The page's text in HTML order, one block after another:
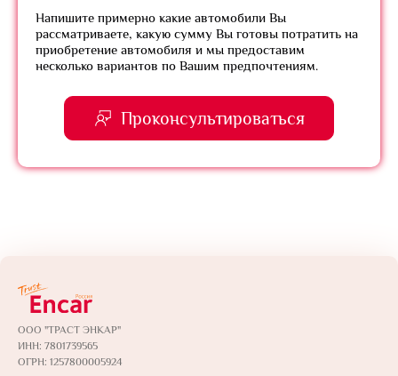
Напишите примерно какие автомобили Вы
рассматриваете, какую сумму Вы готовы потратить на
приобретение автомобиля и мы предоставим
несколько вариантов по Вашим предпочтениям.
Проконсультироваться
ООО "ТРАСТ ЭНКАР"
ИНН: 7801739565
ОГРН: 1257800005924